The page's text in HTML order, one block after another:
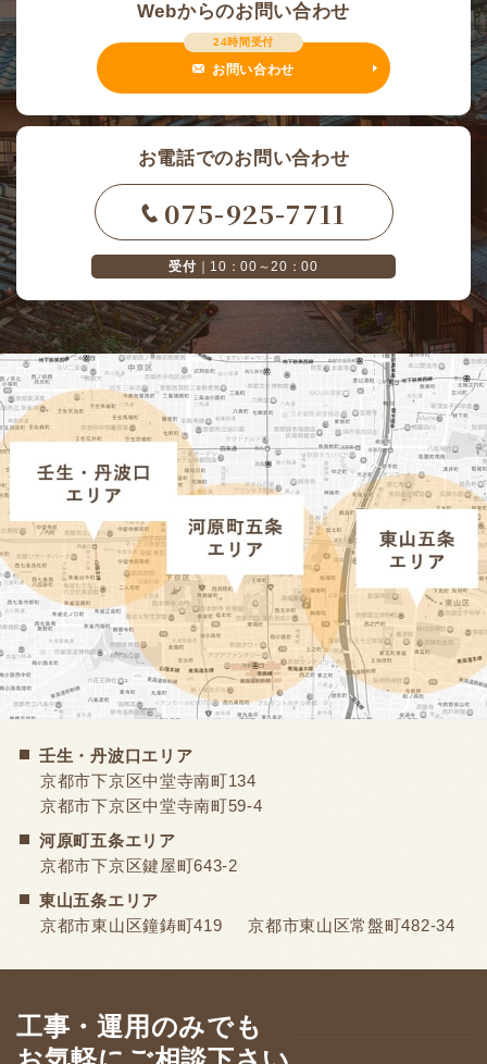
Webからのお問い合わせ
24時間受付
お問い合わせ
お電話でのお問い合わせ
075-925-7711
受付｜10：00～20：00
壬生・丹波口エリア
京都市下京区中堂寺南町134
京都市下京区中堂寺南町59-4
河原町五条エリア
京都市下京区鍵屋町643-2
東山五条エリア
京都市東山区鐘鋳町419
京都市東山区常盤町482-34
工事・運用のみでも